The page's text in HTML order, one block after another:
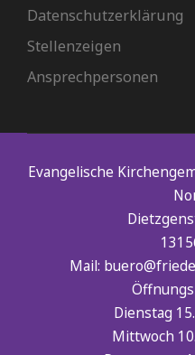
Datenschutzerklärung
Stellenzeigen
Ansprechpersonen
Evangelische
Mail:
Dienstag
Mittwoch